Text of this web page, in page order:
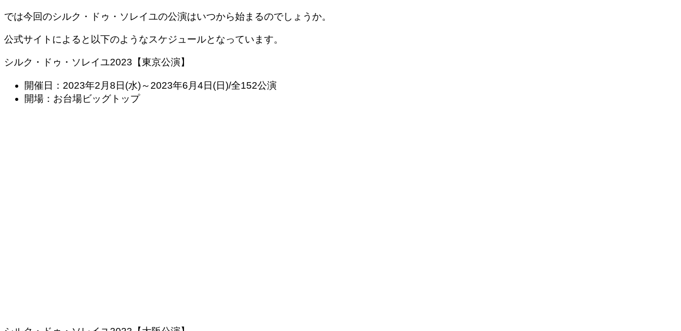
では今回のシルク・ドゥ・ソレイユの公演はいつから始まるのでしょうか。
公式サイトによると以下のようなスケジュールとなっています。
シルク・ドゥ・ソレイユ2023【東京公演】
開催日：2023年2月8日(水)～2023年6月4日(日)/全152公演
開場：お台場ビッグトップ